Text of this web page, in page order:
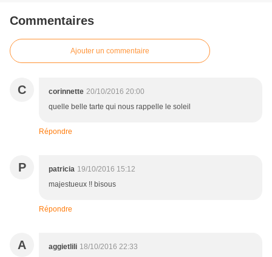
Commentaires
Ajouter un commentaire
C corinnette 20/10/2016 20:00
quelle belle tarte qui nous rappelle le soleil
Répondre
P patricia 19/10/2016 15:12
majestueux !! bisous
Répondre
A aggietlili 18/10/2016 22:33